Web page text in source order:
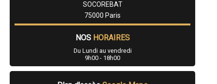
SOCOREBAT
75000 Paris
NOS HORAIRES
Du Lundi au vendredi
9h00 - 18h00